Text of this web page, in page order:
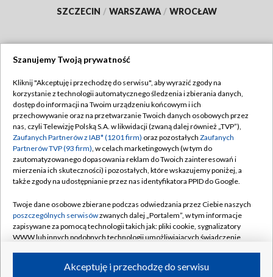
SZCZECIN / WARSZAWA / WROCŁAW
TVP
Abonament TVP
Emisja w TVP
Centrum informacji TVP
Naziemna Telewizja Cyfrowa
Rada Programowa
System NOS
Informacje o nadawcy
Program dla prasy
Regulamin TVP
Polityka prywatności
Moje zgody
Pomoc
Kontakt
Kanały
Szanujemy Twoją prywatność
Kliknij "Akceptuję i przechodzę do serwisu", aby wyrazić zgody na
korzystanie z technologii automatycznego śledzenia i zbierania danych,
dostęp do informacji na Twoim urządzeniu końcowym i ich
przechowywanie oraz na przetwarzanie Twoich danych osobowych przez
nas, czyli Telewizję Polską S.A. w likwidacji (zwaną dalej również „TVP”),
Zaufanych Partnerów z IAB* (1201 firm) oraz pozostałych Zaufanych
Partnerów TVP (93 firm), w celach marketingowych (w tym do
zautomatyzowanego dopasowania reklam do Twoich zainteresowań i
mierzenia ich skuteczności) i pozostałych, które wskazujemy poniżej, a
także zgody na udostępnianie przez nas identyfikatora PPID do Google.
Twoje dane osobowe zbierane podczas odwiedzania przez Ciebie naszych
poszczególnych serwisówzwanych dalej „Portalem”, w tym informacje
zapisywane za pomocą technologii takich jak: pliki cookie, sygnalizatory
WWW lub innych podobnych technologii umożliwiających świadczenie
ruchu w Internecie.Akceptuję i przechodzę do serwisu